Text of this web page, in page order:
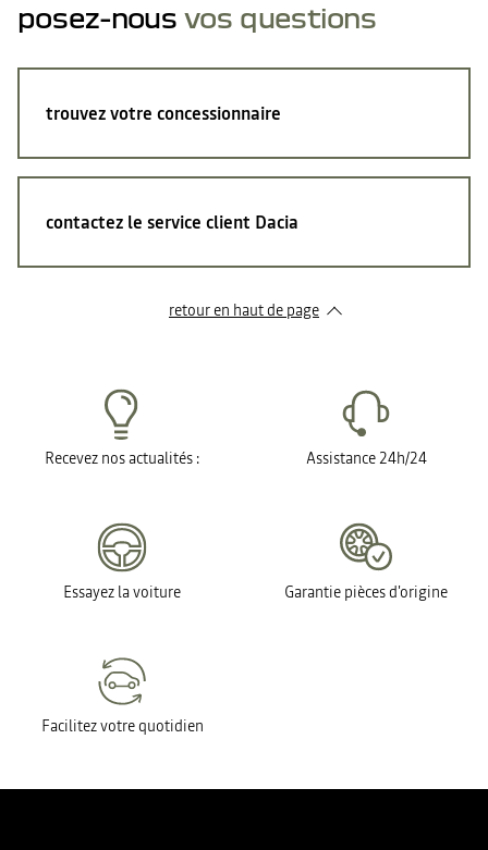
posez-nous vos questions
trouvez votre concessionnaire
contactez le service client Dacia
retour en haut de page​
Recevez nos actualités : Assistance 24h/24
Essayez la voiture Garantie pièces d'origine
Facilitez votre quotidien